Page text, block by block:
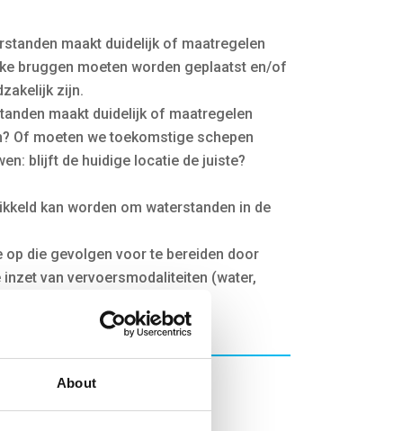
About
maakt duidelijk of maatregelen
bruggen moeten worden geplaatst en/of
zijn.
maakt duidelijk of maatregelen
Of moeten we toekomstige schepen
blijft de huidige locatie de juiste?
kan worden om waterstanden in de
die gevolgen voor te bereiden door
van vervoersmodaliteiten (water,